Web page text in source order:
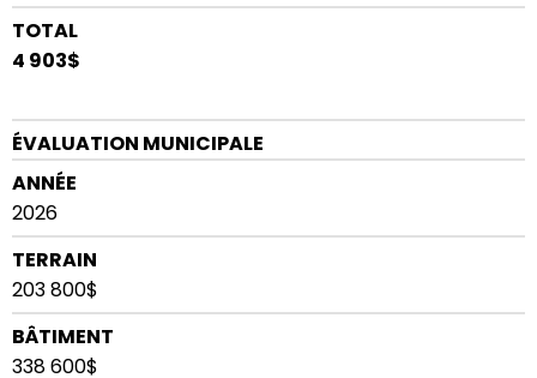
TOTAL
4 903$
ÉVALUATION MUNICIPALE
ANNÉE
2026
TERRAIN
203 800$
BÂTIMENT
338 600$